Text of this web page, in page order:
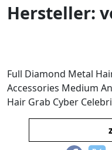
Hersteller:
Full Diamond Metal
Accessories Medium
Hair Grab Cyber